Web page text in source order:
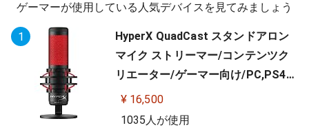
ゲーマーが使用している人気デバイスを見てみましょう
1
HyperX QuadCast スタンドアロン
マイク ストリーマー/コンテンツク
リエーター/ゲーマー向け/PC,PS4使
用可能 2年保証 HX-MICQC-BK ( 4P5
P6AA )
¥ 16,500
1035人が使用